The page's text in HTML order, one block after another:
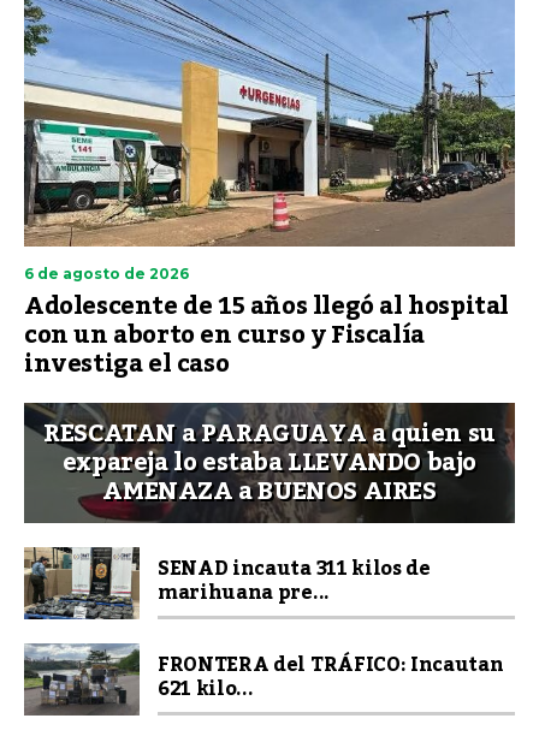
6 de agosto de 2026
Adolescente de 15 años llegó al hospital
con un aborto en curso y Fiscalía
investiga el caso
RESCATAN a PARAGUAYA a quien su
expareja lo estaba LLEVANDO bajo
AMENAZA a BUENOS AIRES
SENAD incauta 311 kilos de
marihuana pre...
FRONTERA del TRÁFICO: Incautan
621 kilo...